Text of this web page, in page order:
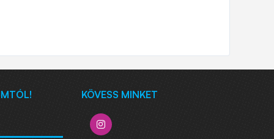
KÖVESS MINKET